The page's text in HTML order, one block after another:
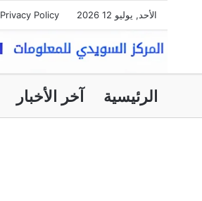
الأحد, يوليو 12 2026 Privacy Policy – سياسة الخصوصية
الرئيسية آخر الأخبار